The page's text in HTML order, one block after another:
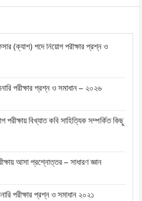
(ক্যাশ) পদে নিয়োগ পরীক্ষার প্রশ্ন ও
পরীক্ষার প্রশ্ন ও সমাধান – ২০২৬
পরীক্ষায় বিখ্যাত কবি সাহিত্যিক সম্পর্কিত কিছু
আসা প্রশ্নোত্তর – সাধারণ জ্ঞান
পরীক্ষার প্রশ্ন ও সমাধান ২০২১